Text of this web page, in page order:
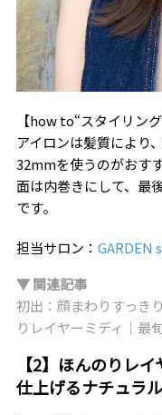
【how to“スタイリング
アイロンは髪質により
32mmを使うのがおす
面は内巻きにして、最
です。
担当サロン： GARDEN
▼ 関連記事
初出：顔まわりすっき
りレイヤーミディ｜最
【2】ほんのりレ
仕上げるナチュラ